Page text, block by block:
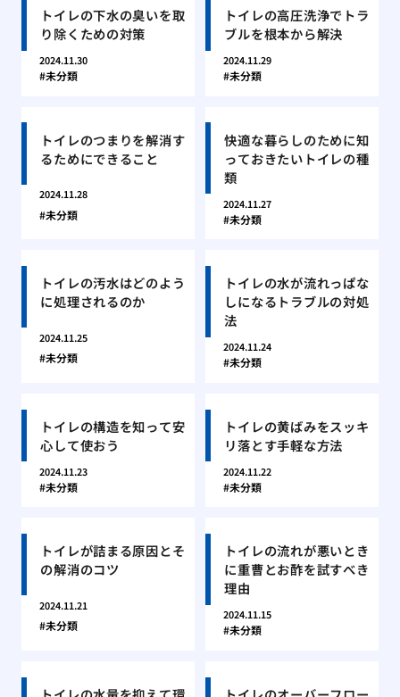
トイレの下水の臭いを取
り除くための対策
2024.11.30
未分類
トイレの高圧洗浄でトラ
ブルを根本から解決
2024.11.29
未分類
トイレのつまりを解消す
るためにできること
2024.11.28
未分類
快適な暮らしのために知
っておきたいトイレの種
類
2024.11.27
未分類
トイレの汚水はどのよう
に処理されるのか
2024.11.25
未分類
トイレの水が流れっぱな
しになるトラブルの対処
法
2024.11.24
未分類
トイレの構造を知って安
心して使おう
2024.11.23
未分類
トイレの黄ばみをスッキ
リ落とす手軽な方法
2024.11.22
未分類
トイレが詰まる原因とそ
の解消のコツ
2024.11.21
未分類
トイレの流れが悪いとき
に重曹とお酢を試すべき
理由
2024.11.15
未分類